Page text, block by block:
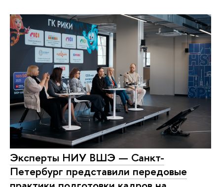
Эксперты НИУ ВШЭ — Санкт-
Петербург представили передовые